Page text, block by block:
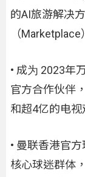
的AI旅游解决
（Marketplace
• 成为 2023年
官方合作伙伴
和超4亿的电视
• 曼联香港官
核心球迷群体